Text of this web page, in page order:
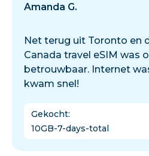
Amanda G.
Net terug uit Toronto en
Canada travel eSIM was
betrouwbaar. Internet
kwam snel!
Gekocht:
10GB-7-days-total